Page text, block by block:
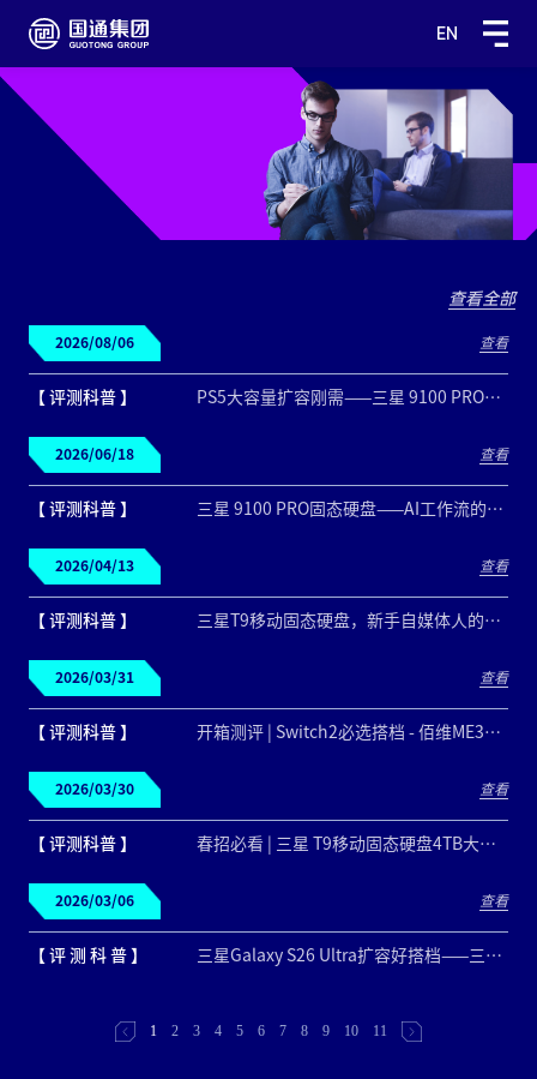
EN
查看全部
2026/08/06 查看
【 评测科普 】 PS5大容量扩容刚需——三星 9100 PRO固态硬盘
2026/06/18 查看
【 评测科普 】 三星 9100 PRO固态硬盘——AI工作流的强悍仓库
2026/04/13 查看
【 评测科普 】 三星T9移动固态硬盘，新手自媒体人的素材管理好搭档
2026/03/31 查看
【 评测科普 】 开箱测评 | Switch2必选搭档 - 佰维ME300 microSD Express存储卡
2026/03/30 查看
【 评测科普 】 春招必看 | 三星 T9移动固态硬盘4TB大容量高效管理作品集！
2026/03/06 查看
【 评 测 科 普 】 三星Galaxy S26 Ultra扩容好搭档——三星 T9、T7 Shield 移动固态硬盘
1 2 3 4 5 6 7 8 9 10 11